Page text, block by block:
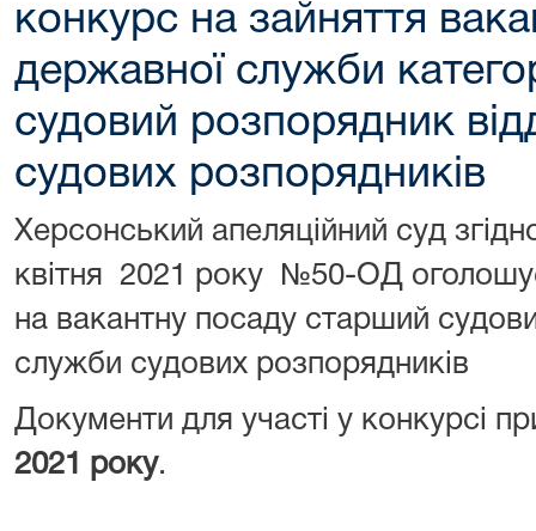
конкурс на зайняття
державної служби
судовий розпорядник
судових розпорядників
Херсонський апеляційний суд
квітня
2021 року №50-ОД
на вакантну посаду старший
служби судових розпорядників
Документи для участі у конкурсі
2021 року.